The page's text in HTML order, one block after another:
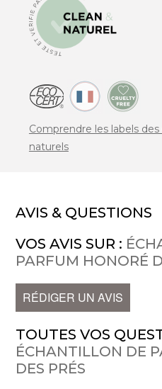
Comprendre les labels
naturels
AVIS & QUESTIONS
VOS AVIS SUR :
PARFUM HONORÉ
RÉDIGER UN AVIS
TOUTES VOS
ÉCHANTILLON DE
DES PRÉS